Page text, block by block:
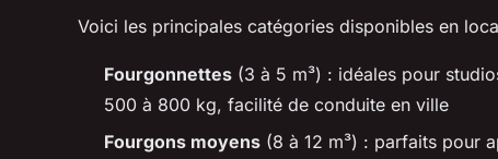
Voici les principales catégories disponibles en
Fourgonnettes (3 à 5 m³) : idéales pour
500 à 800 kg, facilité de conduite en ville
Fourgons moyens (8 à 12 m³) : parfaits pour